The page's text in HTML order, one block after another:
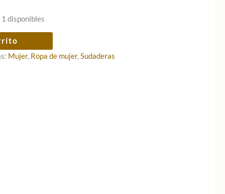
1 disponibles
Mujer, Ropa de mujer,Sudaderas